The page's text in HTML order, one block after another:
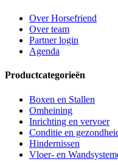
Over Horsefriend
Over team
Partner login
Agenda
Productcategorieën
Boxen en Stallen
Omheining
Inrichting en vervoer
Conditie en
Hindernissen
Vloer- en